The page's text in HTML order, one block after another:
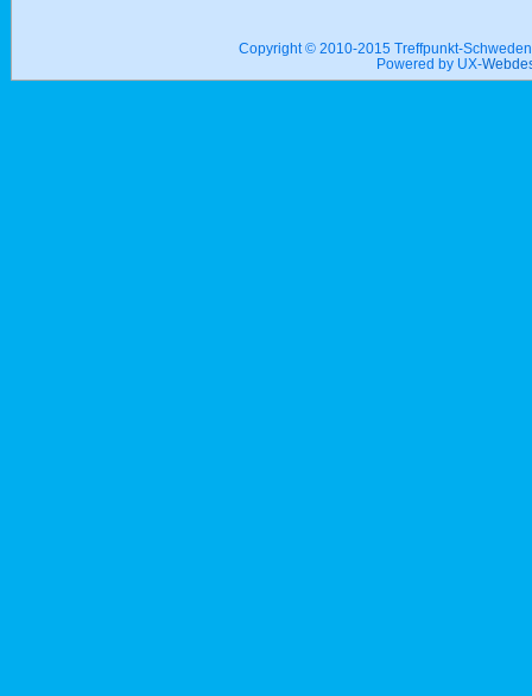
Copyright © 2010-2015 Treffpunkt-
Powered by UX-